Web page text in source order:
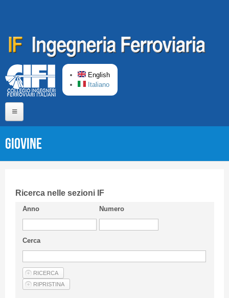
English
Italiano
Short presentation CIFI
Guideline
Privacy & Policy
Articles
GIOVINE
Ricerca nelle sezioni IF
Anno Numero
Cerca